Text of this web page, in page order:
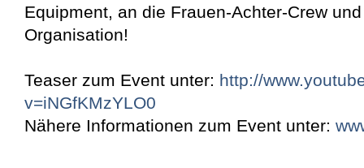
Equipment, an die Frauen-Achter-Crew
Organisation!
Teaser zum Event unter: http://
v=iNGfKMzYLO0
Nähere Informationen zum Event unter: